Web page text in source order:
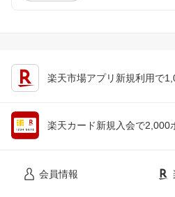
楽天市場アプリ新規利用で
楽天カード新規入会で2,000
会員情報